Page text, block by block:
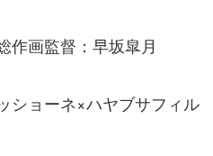
作画監督：早坂皐月
ショーネ×ハヤブサフィル